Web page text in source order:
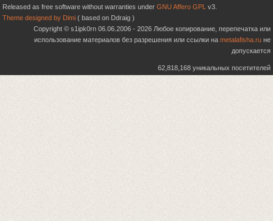
Released as free software without warranties under GNU Affero GPL v3.
Theme designed by Dimi ( based on Ddraig )
Copyright © s1ipk0rn 06.06.2006 - 2026 Любое копирование, перепечатка или
использование материалов без разрешения или ссылки на metalafisha.ru не
допускается
62,818,168 уникальных посетителей